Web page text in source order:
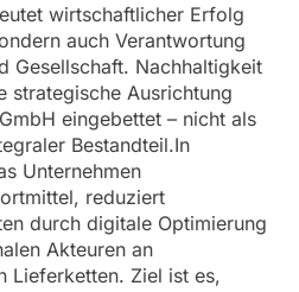
wirtschaftlicher Erfolg
auch Verantwortung
Gesellschaft. Nachhaltigkeit
strategische Ausrichtung
eingebettet – nicht als
Bestandteil.In
Unternehmen
reduziert
durch digitale Optimierung
Akteuren an
Lieferketten. Ziel ist es,